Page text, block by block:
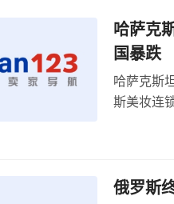
哈萨克
国暴跌
哈萨克斯
斯美妆连
俄罗斯